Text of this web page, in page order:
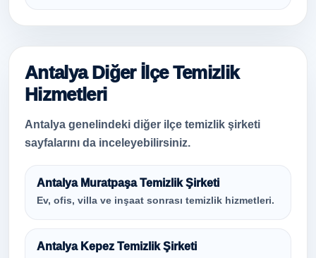
Antalya Diğer İlçe Temizlik
Hizmetleri
Antalya genelindeki diğer ilçe temizlik şirketi
sayfalarını da inceleyebilirsiniz.
Antalya Muratpaşa Temizlik Şirketi
Ev, ofis, villa ve inşaat sonrası temizlik hizmetleri.
Antalya Kepez Temizlik Şirketi